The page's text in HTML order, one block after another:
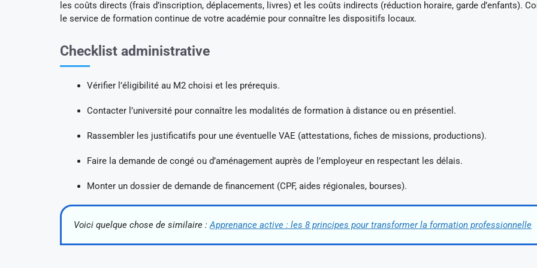
les coûts directs (frais d’inscription, déplacements, livres) et les coûts indirects (réduction horaire, garde d’enfants).
le service de formation continue de votre académie pour connaître les dispositifs locaux.
Checklist administrative
Vérifier l’éligibilité au M2 choisi et les prérequis.
Contacter l’université pour connaître les modalités de formation à distance ou en présentiel.
Rassembler les justificatifs pour une éventuelle VAE (attestations, fiches de missions, productions).
Faire la demande de congé ou d’aménagement auprès de l’employeur en respectant les délais.
Monter un dossier de demande de financement (CPF, aides régionales, bourses).
Voici quelque chose de similaire :Apprenance active : les 8 principes pour transformer la formation professionnelle